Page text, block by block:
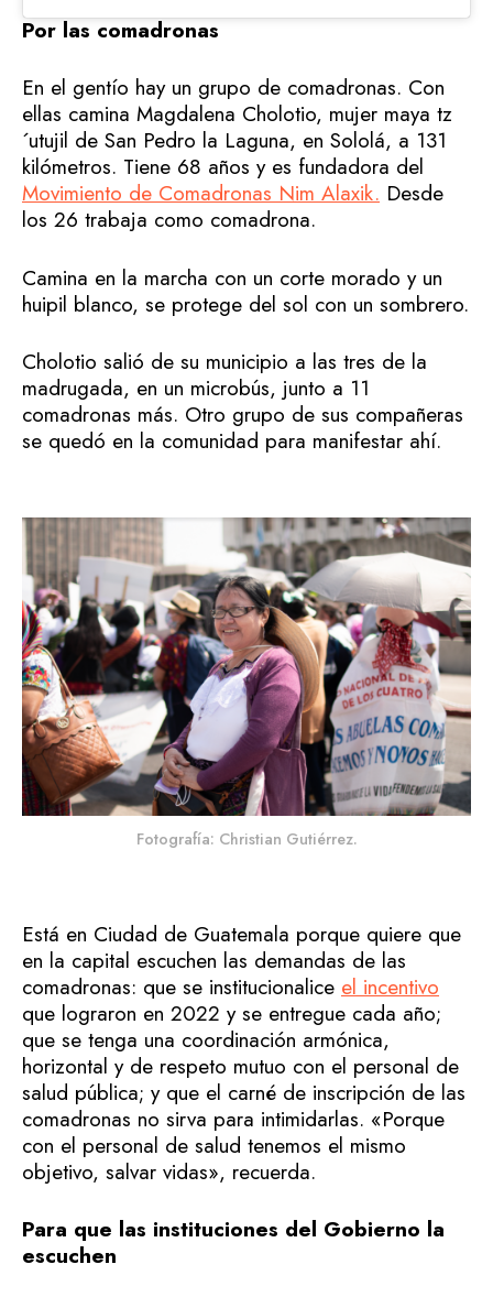
Por las comadronas
En el gentío hay un grupo de comadronas. Con
ellas camina Magdalena Cholotio, mujer maya tz
´utujil de San Pedro la Laguna, en Sololá, a 131
kilómetros. Tiene 68 años y es fundadora del
Movimiento de Comadronas Nim Alaxik. Desde
los 26 trabaja como comadrona.
Camina en la marcha con un corte morado y un
huipil blanco, se protege del sol con un sombrero.
Cholotio salió de su municipio a las tres de la
madrugada, en un microbús, junto a 11
comadronas más. Otro grupo de sus compañeras
se quedó en la comunidad para manifestar ahí.
Fotografía: Christian Gutiérrez.
Está en Ciudad de Guatemala porque quiere que
en la capital escuchen las demandas de las
comadronas: que se institucionalice el incentivo
que lograron en 2022 y se entregue cada año;
que se tenga una coordinación armónica,
horizontal y de respeto mutuo con el personal de
salud pública; y que el carné de inscripción de las
comadronas no sirva para intimidarlas. «Porque
con el personal de salud tenemos el mismo
objetivo, salvar vidas», recuerda.
Para que las instituciones del Gobierno la
escuchen